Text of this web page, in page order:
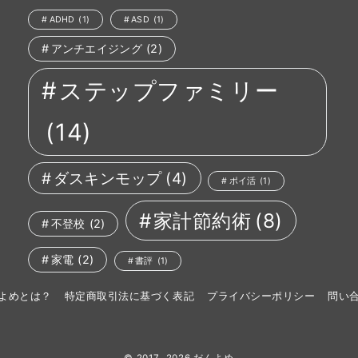
ADHD (1) ASD (1)
アンチエイジング (2)
ステップファミリー
(14)
ダスキンモップ (4) ポイ活 (1)
不登校 (2) 家計節約術 (8)
家電 (2) 書評 (1)
めとは？ 特定商取引法に基づく表記 プライバシーポリシー 問い